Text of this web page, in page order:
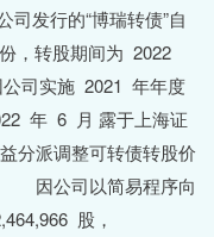
发行的“博瑞转债”自
，转股期间为 2022
实施 2021 年年度
年 6 月 露于上海证
分派调整可转债转股价
因公司以简易程序向
股，